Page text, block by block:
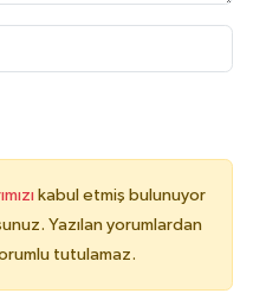
kabul etmiş bulunuyor
Yazılan yorumlardan
tutulamaz.